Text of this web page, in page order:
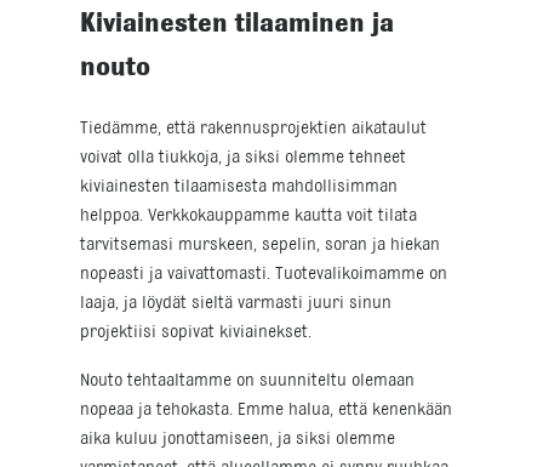
Kiviainesten tilaaminen ja
nouto
Tiedämme, että rakennusprojektien aikataulut
voivat olla tiukkoja, ja siksi olemme tehneet
kiviainesten tilaamisesta mahdollisimman
helppoa. Verkkokauppamme kautta voit tilata
tarvitsemasi murskeen, sepelin, soran ja hiekan
nopeasti ja vaivattomasti. Tuotevalikoimamme on
laaja, ja löydät sieltä varmasti juuri sinun
projektiisi sopivat kiviainekset.
Nouto tehtaaltamme on suunniteltu olemaan
nopeaa ja tehokasta. Emme halua, että kenenkään
aika kuluu jonottamiseen, ja siksi olemme